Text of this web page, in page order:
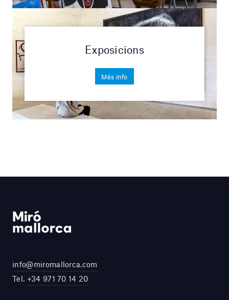
Exposicions
Més info
info@miromallorca.com
Tel. +34 971 70 14 20